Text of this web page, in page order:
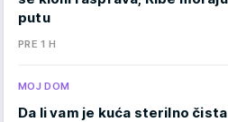
putu
PRE 1 H
MOJ DOM
Da li vam je kuća sterilno